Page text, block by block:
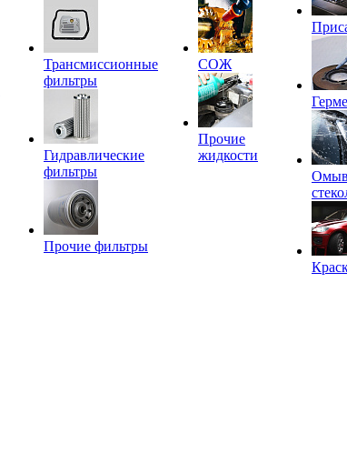
Трансмиссионные
фильтры
Гидравлические
фильтры
Прочие фильтры
СОЖ
Прочие
жидкости